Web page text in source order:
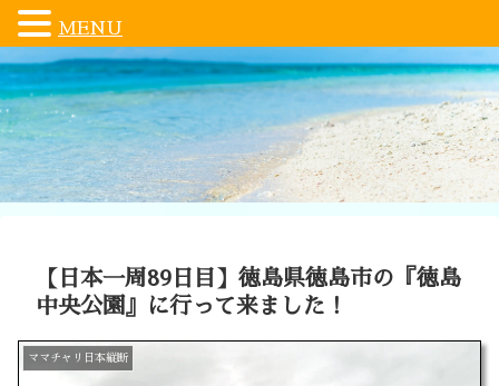
【日本一周89日目】徳島県徳島市の『徳島
中央公園』に行って来ました！
ママチャリ日本縦断
MENU